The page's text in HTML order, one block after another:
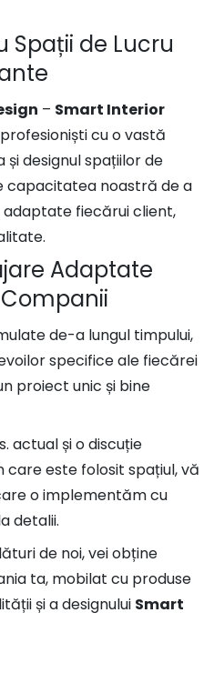
de Lucru
– Smart Interior
cu o vastă
designul spațiilor de
capacitatea noastră de a
adaptate fiecărui client,
Adaptate
de-a lungul timpului,
specifice ale fiecărei
proiect unic și bine
actual și o discuție
este folosit spațiul, vă
o implementăm cu
detalii.
de noi, vei obține
ta, mobilat cu produse
și a designului Smart